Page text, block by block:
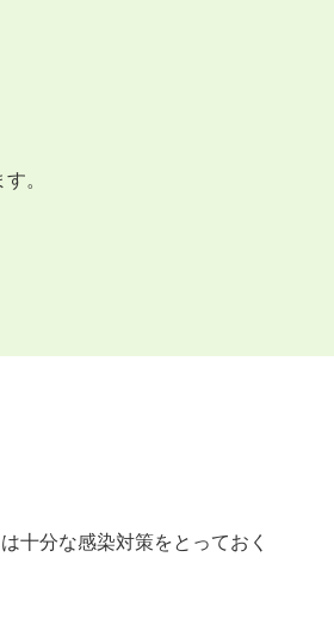
。
十分な感染対策をとっておく